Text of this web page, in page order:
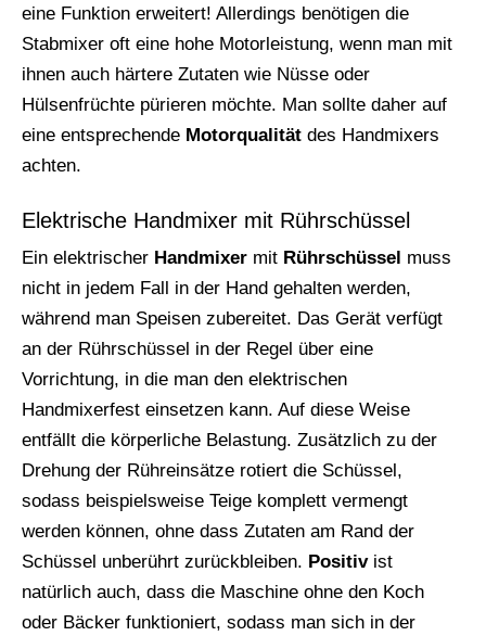
eine Funktion erweitert! Allerdings benötigen die
Stabmixer oft eine hohe Motorleistung, wenn man mit
ihnen auch härtere Zutaten wie Nüsse oder
Hülsenfrüchte pürieren möchte. Man sollte daher auf
eine entsprechende Motorqualität des Handmixers
achten.
Elektrische Handmixer mit Rührschüssel
Ein elektrischer Handmixer mit Rührschüssel muss
nicht in jedem Fall in der Hand gehalten werden,
während man Speisen zubereitet. Das Gerät verfügt
an der Rührschüssel in der Regel über eine
Vorrichtung, in die man den elektrischen
Handmixerfest einsetzen kann. Auf diese Weise
entfällt die körperliche Belastung. Zusätzlich zu der
Drehung der Rühreinsätze rotiert die Schüssel,
sodass beispielsweise Teige komplett vermengt
werden können, ohne dass Zutaten am Rand der
Schüssel unberührt zurückbleiben. Positivist
natürlich auch, dass die Maschine ohne den Koch
oder Bäcker funktioniert, sodass man sich in der